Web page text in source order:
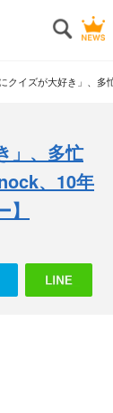
クイズが大好き」、
」、多忙
、10年